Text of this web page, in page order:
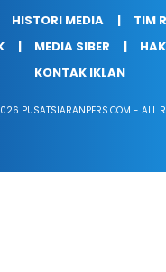
HISTORI MEDIA
TIM
MEDIA SIBER
KONTAK IKLAN
PUSATSIARANPERS.COM - ALL